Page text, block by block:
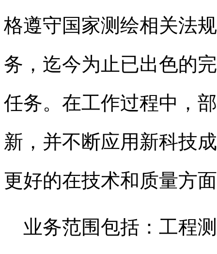
格遵守国家测绘相关法
务，迄今为止已出色的
任务。在工作过程中，
新，并不断应用新科技
更好的在技术和质量方
业务范围包括：工程